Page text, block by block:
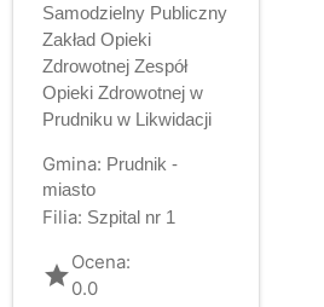
Samodzielny Publiczny
Zakład Opieki
Zdrowotnej Zespół
Opieki Zdrowotnej w
Prudniku w Likwidacji
Gmina: Prudnik -
miasto
Filia: Szpital nr 1
gradeOcena:
0.0